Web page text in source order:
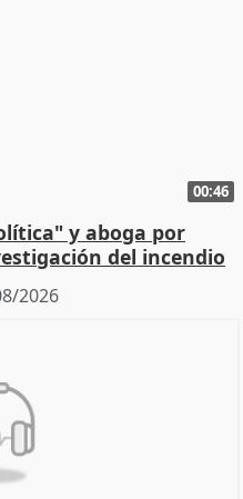
00:46
y aboga por
del incendio
2026